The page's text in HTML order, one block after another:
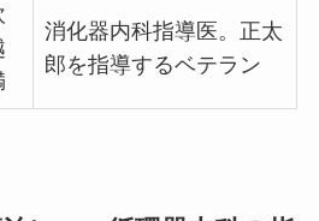
消化器内科指導医。正太
郎を指導するベテラン